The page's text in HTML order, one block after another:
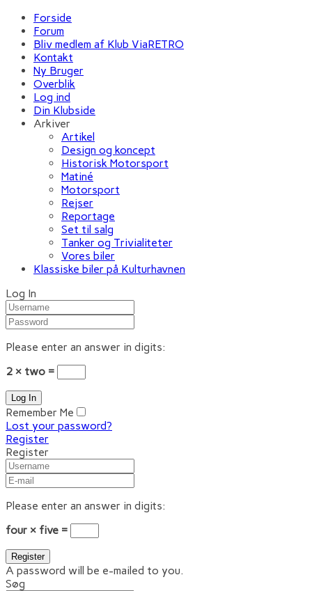
Forside
Forum
Bliv medlem af Klub ViaRETRO
Kontakt
Ny Bruger
Overblik
Log ind
Din Klubside
Arkiver
Artikel
Design og koncept
Historisk Motorsport
Matiné
Motorsport
Rejser
Reportage
Set til salg
Tanker og Trivialiteter
Vores biler
Klassiske biler på Kulturhavnen
Log In
Please enter an answer in digits:
2 × two =
Remember Me
Lost your password?
Register
Register
Please enter an answer in digits:
four × five =
A password will be e-mailed to you.
Søg